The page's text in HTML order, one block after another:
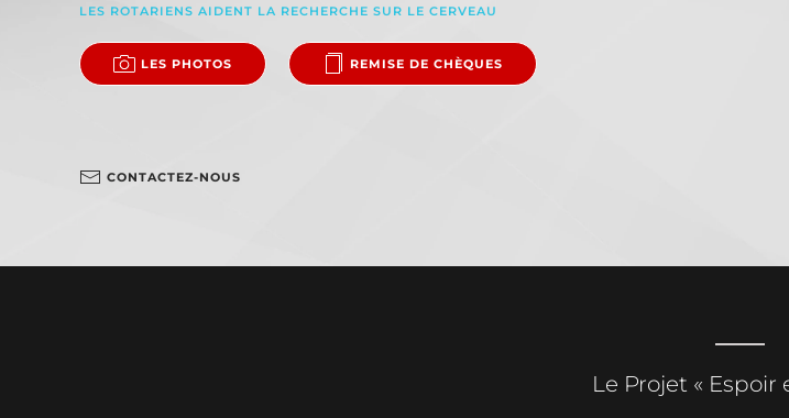
LES ROTARIENS AIDENT LA RECHERCHE SUR LE CERVEAU
LES PHOTOS REMISE DE CHÈQUES
CONTACTEZ-NOUS
Le Projet « Espoir